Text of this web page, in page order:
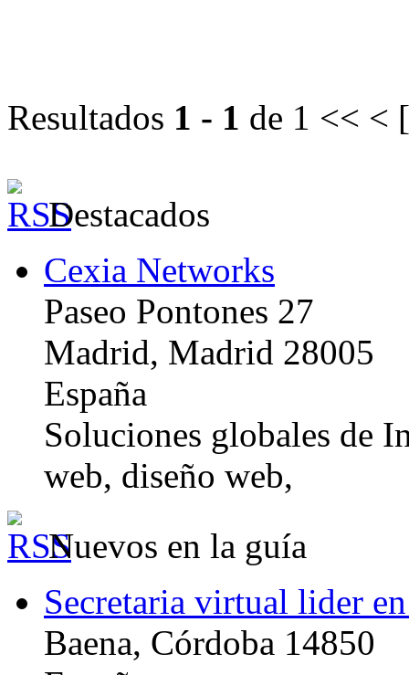
Resultados 1 - 1 de 1 << < [
Destacados
Cexia Networks
Paseo Pontones 27
Madrid, Madrid 28005
España
Soluciones globales de
web, diseño web,
Nuevos en la guía
Secretaria virtual lider
Baena, Córdoba 14850